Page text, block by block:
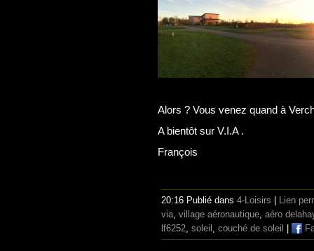
Alors ? Vous venez quand à
A bientôt sur V.I.A .
François
20:16 Publié dans 4-Loisirs
Lien
via, village aéronautique, aéro
lf6252, soleil , couché de soleil